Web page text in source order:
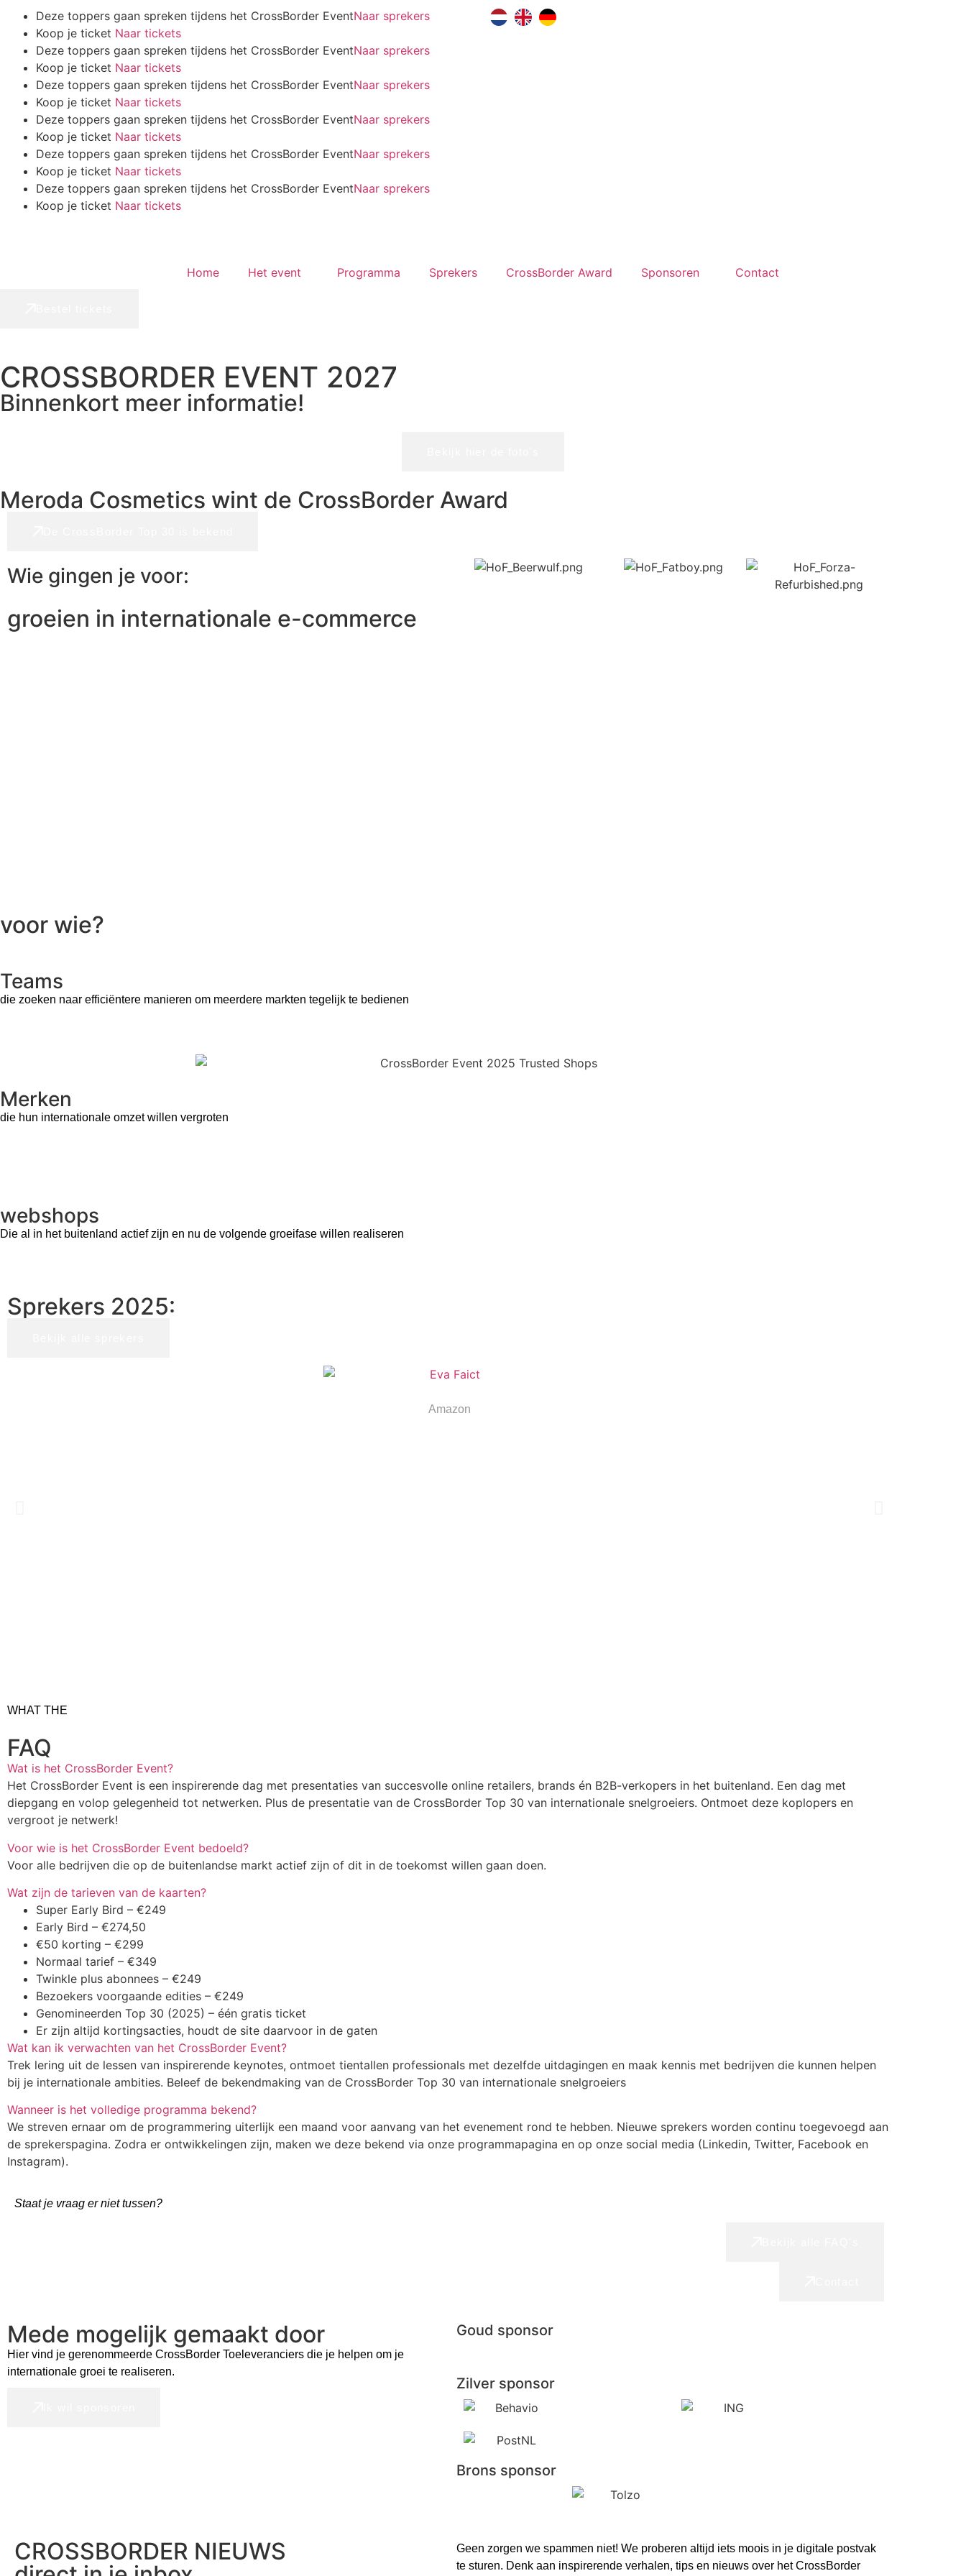
Deze toppers gaan spreken tijdens het CrossBorder EventNaar sprekers
Koop je ticket Naar tickets
Deze toppers gaan spreken tijdens het CrossBorder EventNaar sprekers
Koop je ticket Naar tickets
Deze toppers gaan spreken tijdens het CrossBorder EventNaar sprekers
Koop je ticket Naar tickets
Deze toppers gaan spreken tijdens het CrossBorder EventNaar sprekers
Koop je ticket Naar tickets
Deze toppers gaan spreken tijdens het CrossBorder EventNaar sprekers
Koop je ticket Naar tickets
Deze toppers gaan spreken tijdens het CrossBorder EventNaar sprekers
Koop je ticket Naar tickets
Home Het event Programma Sprekers CrossBorder Award Sponsoren Contact
CROSSBORDER EVENT 2027
Binnenkort meer informatie!
Meroda Cosmetics wint de CrossBorder Award
Wie gingen je voor:
groeien in internationale e-commerce
voor wie?
Teams
die zoeken naar efficiëntere manieren om meerdere markten tegelijk te bedienen
Merken
die hun internationale omzet willen vergroten
webshops
Die al in het buitenland actief zijn en nu de volgende groeifase willen realiseren
Sprekers 2025:
Amazon
WHAT THE
FAQ
Wat is het CrossBorder Event?
Het CrossBorder Event is een inspirerende dag met presentaties van succesvolle online retailers, brands én B2B-verkopers in het buitenland. Een dag met
diepgang en volop gelegenheid tot netwerken. Plus de presentatie van de CrossBorder Top 30 van internationale snelgroeiers. Ontmoet deze koplopers en
vergroot je netwerk!
Voor wie is het CrossBorder Event bedoeld?
Voor alle bedrijven die op de buitenlandse markt actief zijn of dit in de toekomst willen gaan doen.
Wat zijn de tarieven van de kaarten?
Super Early Bird – €249
Early Bird – €274,50
€50 korting – €299
Normaal tarief – €349
Twinkle plus abonnees – €249
Bezoekers voorgaande edities – €249
Genomineerden Top 30 (2025) – één gratis ticket
Er zijn altijd kortingsacties, houdt de site daarvoor in de gaten
Wat kan ik verwachten van het CrossBorder Event?
Trek lering uit de lessen van inspirerende keynotes, ontmoet tientallen professionals met dezelfde uitdagingen en maak kennis met bedrijven die kunnen helpen
bij je internationale ambities. Beleef de bekendmaking van de CrossBorder Top 30 van internationale snelgroeiers
Wanneer is het volledige programma bekend?
We streven ernaar om de programmering uiterlijk een maand voor aanvang van het evenement rond te hebben. Nieuwe sprekers worden continu toegevoegd aan
de sprekerspagina. Zodra er ontwikkelingen zijn, maken we deze bekend via onze programmapagina en op onze social media (Linkedin, Twitter, Facebook en
Instagram).
Staat je vraag er niet tussen?
Mede mogelijk gemaakt door
Hier vind je gerenommeerde CrossBorder Toeleveranciers die je helpen om je
internationale groei te realiseren.
Goud sponsor
Zilver sponsor
Brons sponsor
CROSSBORDER NIEUWS
Geen zorgen we spammen niet! We proberen altijd iets moois in je digitale postvak
te sturen. Denk aan inspirerende verhalen, tips en nieuws over het CrossBorder